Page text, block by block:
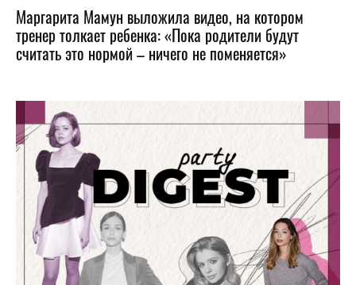
Маргарита Мамун выложила видео, на котором
тренер толкает ребенка: «Пока родители будут
считать это нормой – ничего не поменяется»